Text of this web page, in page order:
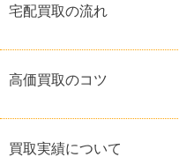
宅配買取の流れ
高価買取のコツ
買取実績について